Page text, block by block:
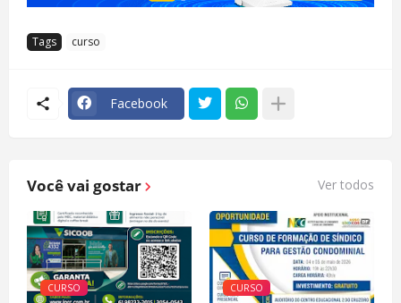
Tags curso
Facebook
Você vai gostar Ver todos
CURSO CURSO